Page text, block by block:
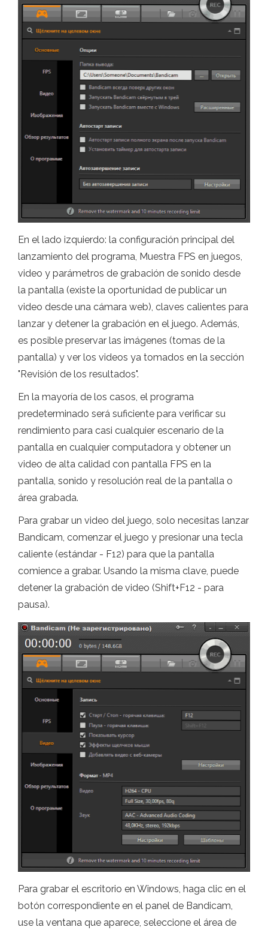
En el lado izquierdo: la configuración principal del
lanzamiento del programa, Muestra FPS en juegos,
video y parámetros de grabación de sonido desde
la pantalla (existe la oportunidad de publicar un
video desde una cámara web), claves calientes para
lanzar y detener la grabación en el juego. Además,
es posible preservar las imágenes (tomas de la
pantalla) y ver los videos ya tomados en la sección
"Revisión de los resultados".
En la mayoría de los casos, el programa
predeterminado será suficiente para verificar su
rendimiento para casi cualquier escenario de la
pantalla en cualquier computadora y obtener un
video de alta calidad con pantalla FPS en la
pantalla, sonido y resolución real de la pantalla o
área grabada.
Para grabar un video del juego, solo necesitas lanzar
Bandicam, comenzar el juego y presionar una tecla
caliente (estándar - F12) para que la pantalla
comience a grabar. Usando la misma clave, puede
detener la grabación de video (Shift+F12 - para
pausa).
Para grabar el escritorio en Windows, haga clic en el
botón correspondiente en el panel de Bandicam,
use la ventana que aparece, seleccione el área de